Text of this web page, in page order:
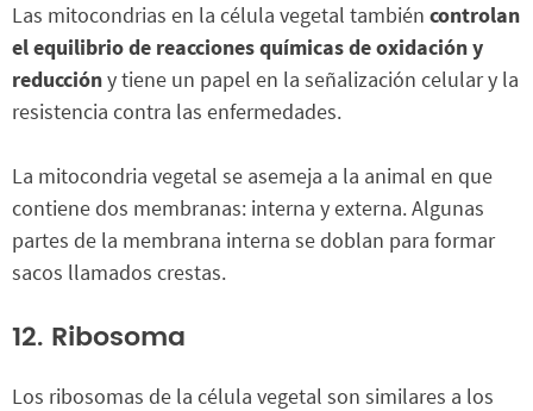
Las mitocondrias en la célula vegetal también controlan
el equilibrio de reacciones químicas de oxidación y
reduccióny tiene un papel en la señalización celular y la
resistencia contra las enfermedades.
La mitocondria vegetal se asemeja a la animal en que
contiene dos membranas: interna y externa. Algunas
partes de la membrana interna se doblan para formar
sacos llamados crestas.
12. Ribosoma
Los ribosomas de la célula vegetal son similares a los